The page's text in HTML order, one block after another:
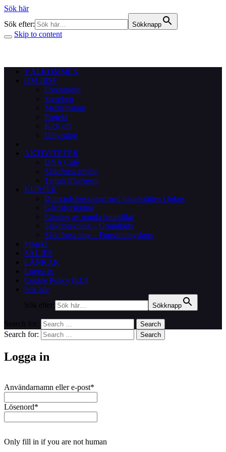
Sök här
Sök efter:
Sökknapp
Skip to content
VÄLKOMMEN
OM JBSF
Föreningen
Styrelsen
Medlemskap
Projekt
Kick off
Uthyrning
AKTIVITETER
DNA Café
Släktforskarhjälp
Tematräffar/resor
KURSER
Domstolsforskning med häradsrätten i fokus
Gårdsforskning
Läsning av gamla handstilar
Släktforskning – Grundkurs
Släktforskning – Fortsättningskurs
Projekt
SÄLJES
LÄNKAR
Logga in
Cookie Policy (EU)
Sök här
Sök efter:
Sökknapp
Search for: Search
Search for: Search
Logga in
Användarnamn eller e-post*
Lösenord*
Only fill in if you are not human